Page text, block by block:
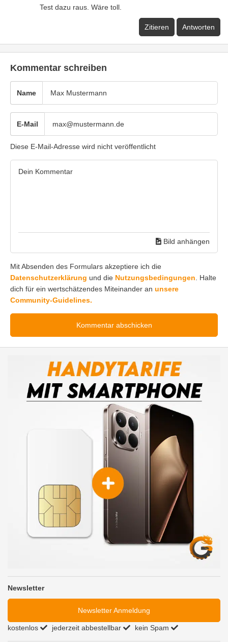
Test dazu raus. Wäre toll.
Zitieren Antworten
Kommentar schreiben
Name
E-Mail
Diese E-Mail-Adresse wird nicht veröffentlicht
Bild anhängen
Mit Absenden des Formulars akzeptiere ich die
Datenschutzerklärung und die Nutzungsbedingungen. Halte
dich für ein wertschätzendes Miteinander an unsere
Community-Guidelines.
Newsletter
Newsletter Anmeldung
kostenlos jederzeit abbestellbar kein Spam